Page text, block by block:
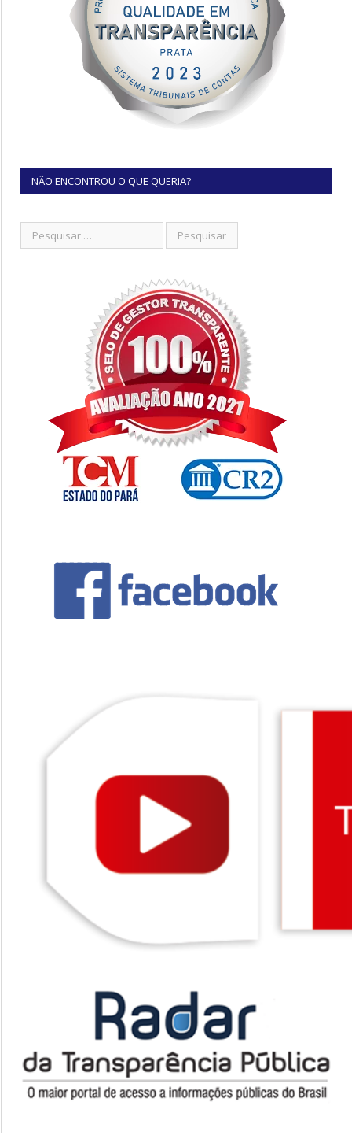
NÃO ENCONTROU O QUE QUERIA?